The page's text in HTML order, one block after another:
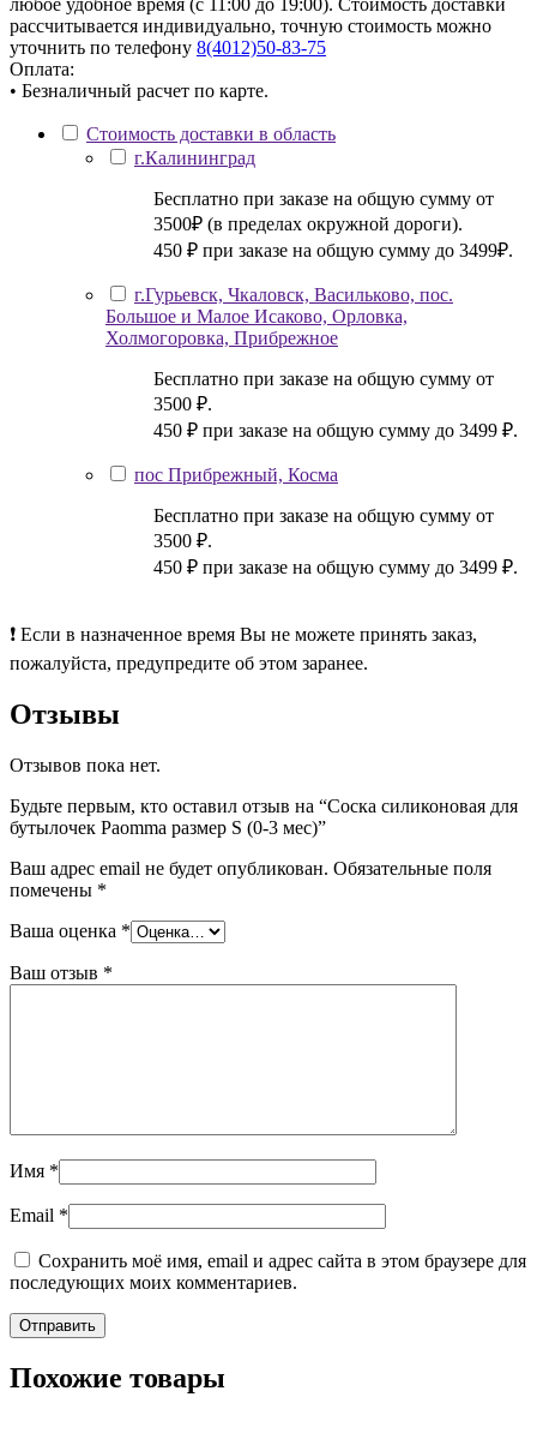
любое удобное время (с 11:00 до 19:00). Стоимость доставки
рассчитывается индивидуально, точную стоимость можно
уточнить по телефону 8(4012)50-83-75
Оплата:
• Безналичный расчет по карте.
Стоимость доставки в область
г.Калининград
Бесплатно при заказе на общую сумму от
3500₽ (в пределах окружной дороги).
450 ₽ при заказе на общую сумму до 3499₽.
г.Гурьевск, Чкаловск, Васильково, пос.
Большое и Малое Исаково, Орловка,
Холмогоровка, Прибрежное
Бесплатно при заказе на общую сумму от
3500 ₽.
450 ₽ при заказе на общую сумму до 3499 ₽.
пос Прибрежный, Косма
Бесплатно при заказе на общую сумму от
3500 ₽.
450 ₽ при заказе на общую сумму до 3499 ₽.
❗ Если в назначенное время Вы не можете принять заказ,
пожалуйста, предупредите об этом заранее.
Отзывы
Отзывов пока нет.
Будьте первым, кто оставил отзыв на “Соска силиконовая для
бутылочек Paomma размер S (0-3 мес)”
Ваш адрес email не будет опубликован. Обязательные поля
помечены *
Ваша оценка *
Ваш отзыв *
Имя *
Email *
Сохранить моё имя, email и адрес сайта в этом браузере для
последующих моих комментариев.
Похожие товары